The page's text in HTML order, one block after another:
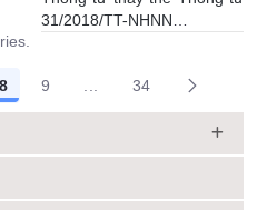
31/2018/TT-NHNN
Pages Use TAB to navigate.
8 9 Intermediate Pages
34